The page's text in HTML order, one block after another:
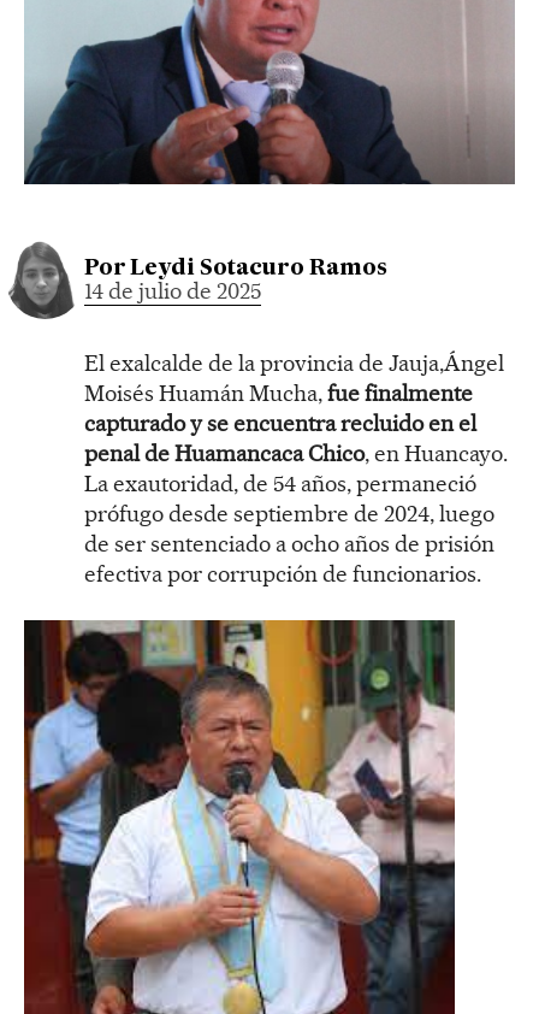
Por Leydi Sotacuro Ramos
14 de julio de 2025
El exalcalde de la provincia de Jauja,Ángel
Moisés Huamán Mucha,fue finalmente
capturado y se encuentra recluido en el
penal de Huamancaca Chico, en Huancayo.
La exautoridad, de 54 años, permaneció
prófugo desde septiembre de 2024, luego
de ser sentenciado a ocho años de prisión
efectiva por corrupción de funcionarios.